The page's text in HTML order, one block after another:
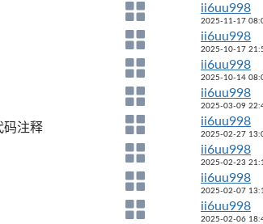
ii6uu998
2025-11-17
ii6uu998
2025-10-17
ii6uu998
2025-10-14
ii6uu998
2025-03-09
码注释 ii6uu998
2025-02-27
ii6uu998
2025-02-23
ii6uu998
2025-02-07
ii6uu998
2025-02-06